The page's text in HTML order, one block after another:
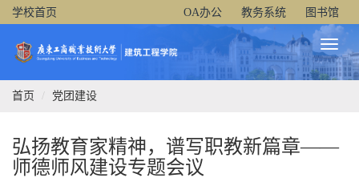
学校首页 OA办公 教务系统 图书馆
Toggle
首页 党团建设
弘扬教育家精神，谱写职教新篇章——
师德师风建设专题会议